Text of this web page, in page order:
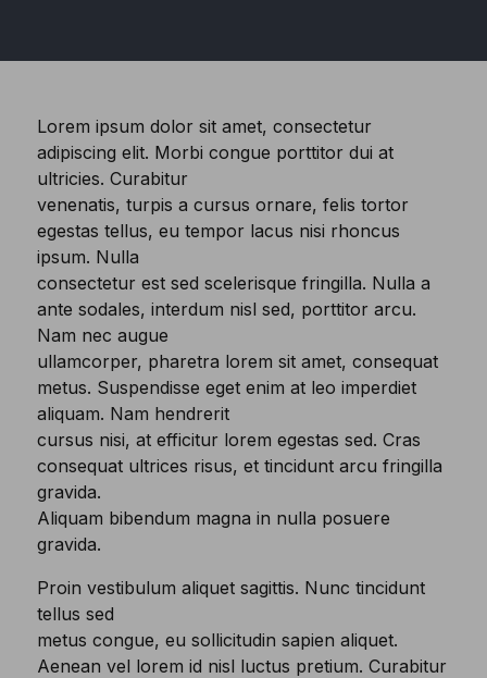
Lorem ipsum dolor sit amet, consectetur
adipiscing elit. Morbi congue porttitor dui at
ultricies. Curabitur
venenatis, turpis a cursus ornare, felis tortor
egestas tellus, eu tempor lacus nisi rhoncus
ipsum. Nulla
consectetur est sed scelerisque fringilla. Nulla a
ante sodales, interdum nisl sed, porttitor arcu.
Nam nec augue
ullamcorper, pharetra lorem sit amet, consequat
metus. Suspendisse eget enim at leo imperdiet
aliquam. Nam hendrerit
cursus nisi, at efficitur lorem egestas sed. Cras
consequat ultrices risus, et tincidunt arcu fringilla
gravida.
Aliquam bibendum magna in nulla posuere
gravida.
Proin vestibulum aliquet sagittis. Nunc tincidunt
tellus sed
metus congue, eu sollicitudin sapien aliquet.
Aenean vel lorem id nisl luctus pretium. Curabitur